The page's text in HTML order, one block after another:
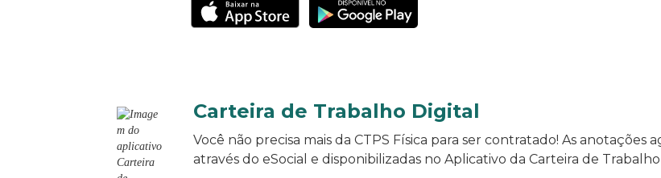
Carteira de Trabalho Digital
Você não precisa mais da CTPS Física para ser contratado! As
através do eSocial e disponibilizadas no Aplicativo da Carteira de